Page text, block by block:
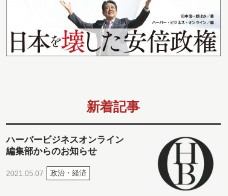
新着記事
ハーバービジネスオンライン
編集部からのお知らせ
2021.05.07 政治・経済